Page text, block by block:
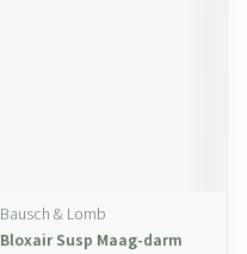
Bausch & Lomb
Bloxair Susp Maag-darm